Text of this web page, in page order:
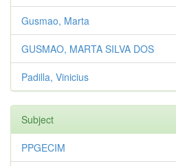
Gusmao, Marta
GUSMAO, MARTA SILVA DOS
Padilla, Vinicius
Subject
PPGECIM